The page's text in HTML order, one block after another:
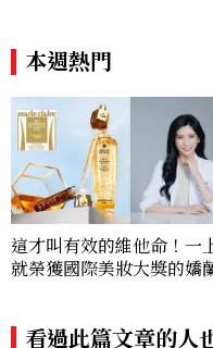
本週熱門
這才叫有效的維他命！一
就榮獲國際美妝大獎的嬌
級安瓶，過勞肌也能變回
看過此篇文章的人